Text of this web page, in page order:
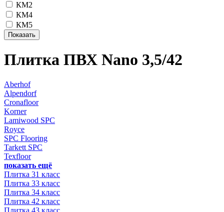
КМ2
КМ4
КМ5
Плитка ПВХ Nano 3,5/42
Aberhof
Alpendorf
Cronafloor
Korner
Lamiwood SPC
Royce
SPC Flooring
Tarkett SPC
Texfloor
показать ещё
Плитка 31 класс
Плитка 33 класс
Плитка 34 класс
Плитка 42 класс
Плитка 43 класс